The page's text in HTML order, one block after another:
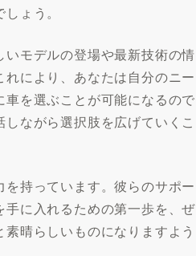
ょう。
モデルの登場や最新技術の情
により、あなたは自分のニー
を選ぶことが可能になるので
ながら選択肢を広げていくこ
持っています。彼らのサポー
手に入れるための第一歩を、ぜ
晴らしいものになりますよう